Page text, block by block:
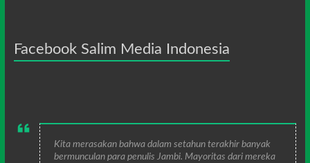
Facebook Salim Media Indonesia
Kita merasakan bahwa dalam setahun terakhir banyak
bermunculan para penulis Jambi. Mayoritas dari mereka